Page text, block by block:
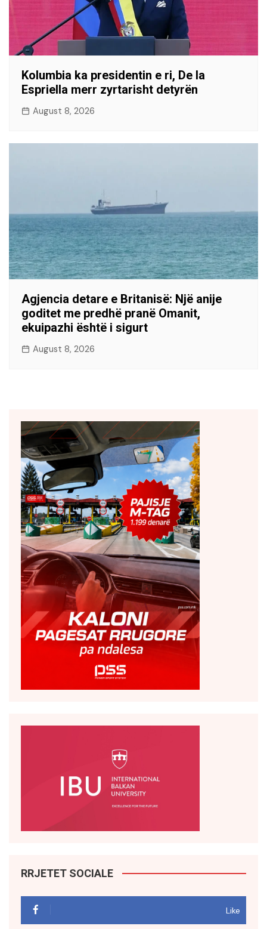
Kolumbia ka presidentin e ri, De la
Espriella merr zyrtarisht detyrën
August 8, 2026
Agjencia detare e Britanisë: Një anije
goditet me predhë pranë Omanit,
ekuipazhi është i sigurt
August 8, 2026
RRJETET SOCIALE
Like